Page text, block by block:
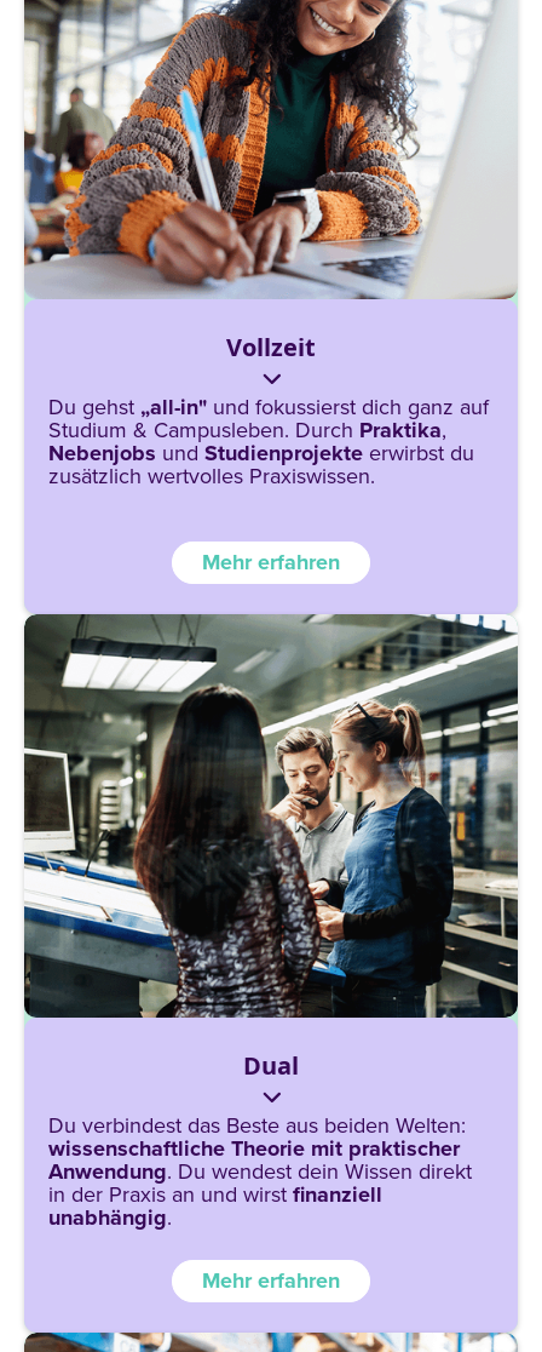
Vollzeit
Du gehst „all-in" und fokussierst dich ganz auf
Studium & Campusleben. Durch Praktika,
Nebenjobs und Studienprojekte erwirbst du
zusätzlich wertvolles Praxiswissen.
Mehr erfahren
Dual
Du verbindest das Beste aus beiden Welten:
wissenschaftliche Theorie mit praktischer
Anwendung. Du wendest dein Wissen direkt
in der Praxis an und wirst finanziell
unabhängig.
Mehr erfahren